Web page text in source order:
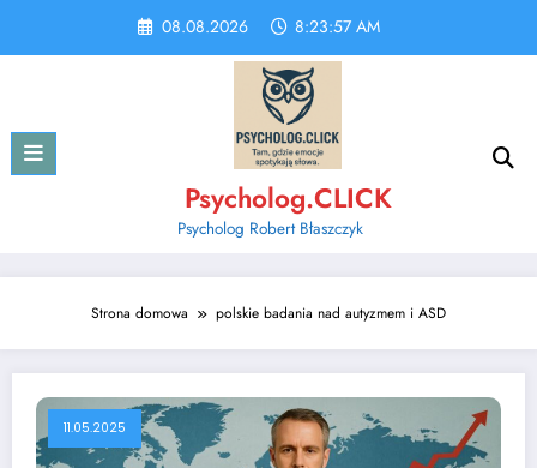
content
08.08.2026 8:23:57 AM
Psycholog.CLICK
Psycholog Robert Błaszczyk
Strona domowa polskie badania nad autyzmem i ASD
11.05.2025